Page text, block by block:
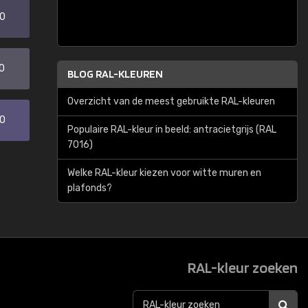
BLOG RAL-KLEUREN
Overzicht van de meest gebruikte RAL-kleuren
Populaire RAL-kleur in beeld: antracietgrijs (RAL
7016)
Welke RAL-kleur kiezen voor witte muren en
plafonds?
RAL-kleur zoeken